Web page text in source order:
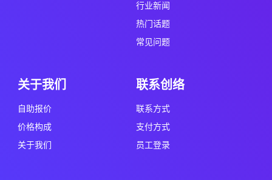
行业新闻
热门话题
常见问题
关于我们
自助报价
价格构成
关于我们
联系创络
联系方式
支付方式
员工登录